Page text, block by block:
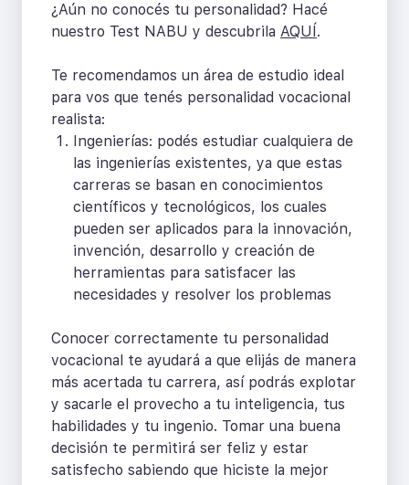
¿Aún no conocés tu personalidad? Hacé
nuestro Test NABU y descubrila AQUÍ .
Te recomendamos un área de estudio ideal
para vos que tenés personalidad vocacional
realista:
Ingenierías: podés estudiar cualquiera de
las ingenierías existentes, ya que estas
carreras se basan en conocimientos
científicos y tecnológicos, los cuales
pueden ser aplicados para la innovación,
invención, desarrollo y creación de
herramientas para satisfacer las
necesidades y resolver los problemas
Conocer correctamente tu personalidad
vocacional te ayudará a que elijás de manera
más acertada tu carrera, así podrás explotar
y sacarle el provecho a tu inteligencia, tus
habilidades y tu ingenio. Tomar una buena
decisión te permitirá ser feliz y estar
satisfecho sabiendo que hiciste la mejor